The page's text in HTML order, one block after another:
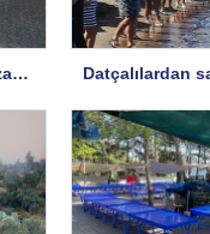
A.Ş’den açıklama: Pazar yeri risk altında!